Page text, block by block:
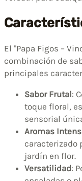
El "Papa Figos –
combinación de
principales
Sabor Frutal:
toque floral,
sensorial
Aromas
caracterizado
jardín en flor.
Versatilidad: